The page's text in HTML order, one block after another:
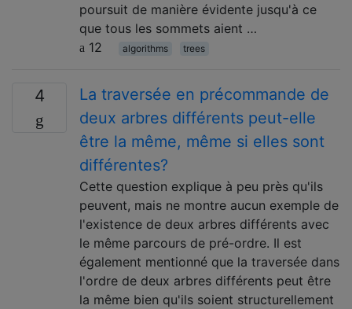
poursuit de manière évidente jusqu'à ce
que tous les sommets aient …
12
algorithms trees
4
La traversée en précommande de
deux arbres différents peut-elle
être la même, même si elles sont
différentes?
Cette question explique à peu près qu'ils
peuvent, mais ne montre aucun exemple de
l'existence de deux arbres différents avec
le même parcours de pré-ordre. Il est
également mentionné que la traversée dans
l'ordre de deux arbres différents peut être
la même bien qu'ils soient structurellement